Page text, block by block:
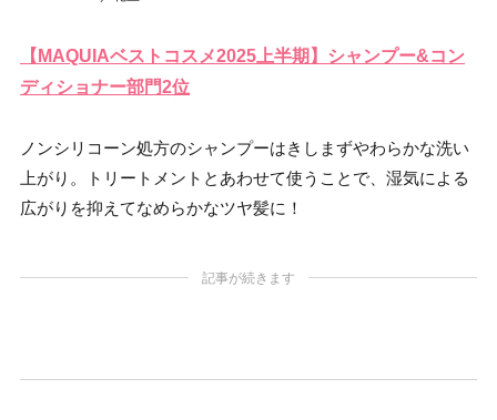
【MAQUIAベストコスメ2025上半期】シャンプー&コン
ディショナー部門2位
ノンシリコーン処方のシャンプーはきしまずやわらかな洗い
上がり。トリートメントとあわせて使うことで、湿気による
広がりを抑えてなめらかなツヤ髪に！
記事が続きます